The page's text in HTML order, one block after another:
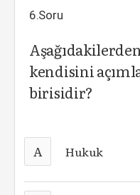
6.Soru
kendisini
birisidir?
A Hukuk